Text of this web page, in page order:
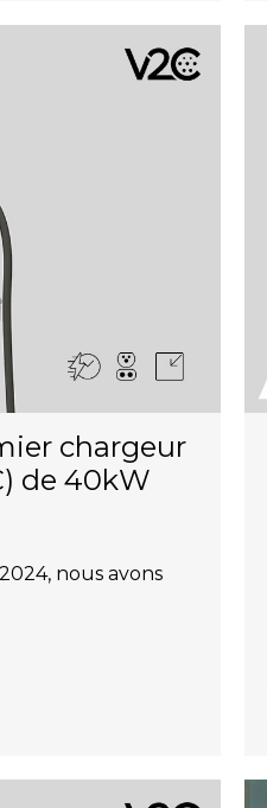
chargeur
de 40kW
nous avons